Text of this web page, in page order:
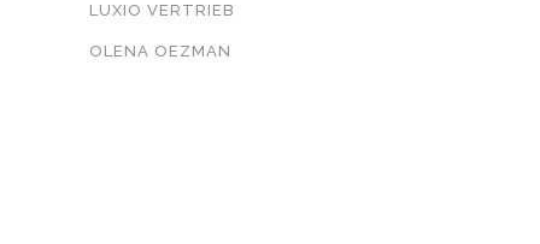
LUXIO VERTRIEB
OLENA OEZMAN